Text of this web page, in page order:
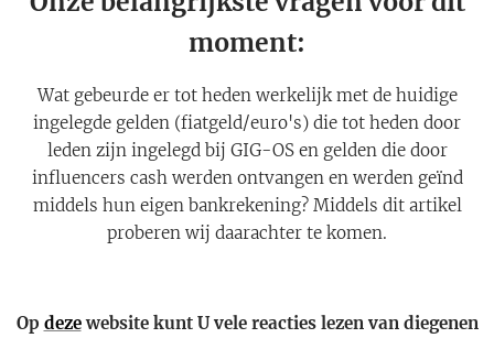
moment:
Wat gebeurde er tot heden werkelijk met de huidige
ingelegde gelden (fiatgeld/euro's) die tot heden door
leden zijn ingelegd bij GIG-OS en gelden die door
influencers cash werden ontvangen en werden geïnd
middels hun eigen bankrekening? Middels dit artikel
proberen wij daarachter te komen.
Op dezewebsite kunt U vele reacties lezen van diegenen